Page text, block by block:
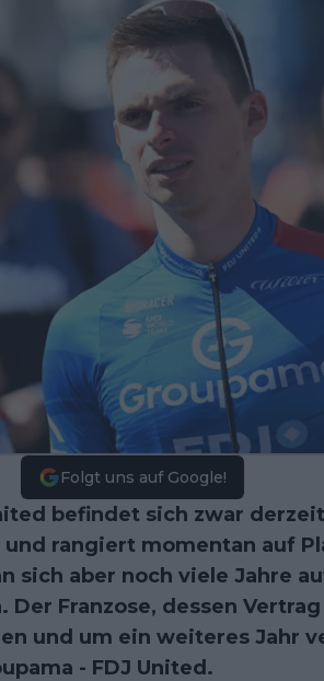
Folgt uns auf Google!
befindet sich zwar
rangiert momentan auf
sich aber noch viele Jahre
Der Franzose, dessen
und um ein weiteres Jahr
- FDJ United.